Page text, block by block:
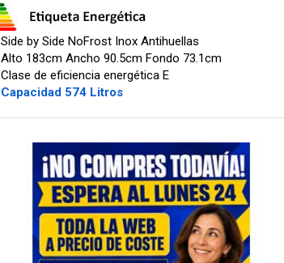
Side by Side NoFrost Inox Antihuellas
Alto 183cm Ancho 90.5cm Fondo 73.1cm
Clase de eficiencia energética E
Capacidad 574 Litros